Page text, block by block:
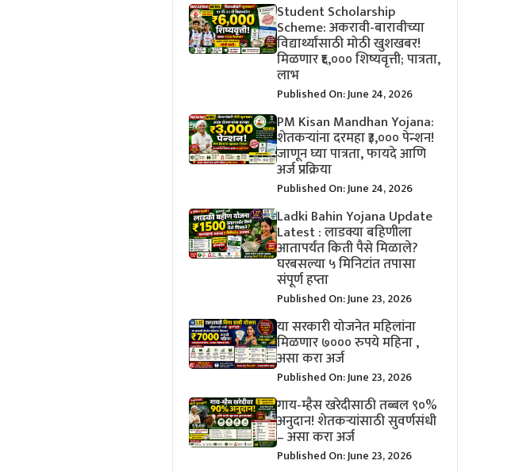
Student Scholarship
Scheme: अकरावी-बारावीच्या
विद्यार्थ्यांसाठी मोठी खुशखबर!
मिळणार ₹६,००० शिष्यवृत्ती; पात्रता,
लाभ
Published On: June 24, 2026
PM Kisan Mandhan Yojana:
शेतकऱ्यांना दरमहा ₹३,००० पेन्शन!
जाणून घ्या पात्रता, फायदे आणि
अर्ज प्रक्रिया
Published On: June 24, 2026
Ladki Bahin Yojana Update
Latest : लाडक्या बहिणीला
आतापर्यंत किती पैसे मिळाले?
घरबसल्या ५ मिनिटांत तपासा
संपूर्ण हप्ता
Published On: June 23, 2026
या सरकारी योजनेत महिलांना
मिळणार ७००० रुपये महिना ,
असा करा अर्ज
Published On: June 23, 2026
गाय-म्हैस खरेदीसाठी तब्बल ९०%
अनुदान! शेतकऱ्यांसाठी सुवर्णसंधी
– असा करा अर्ज
Published On: June 23, 2026